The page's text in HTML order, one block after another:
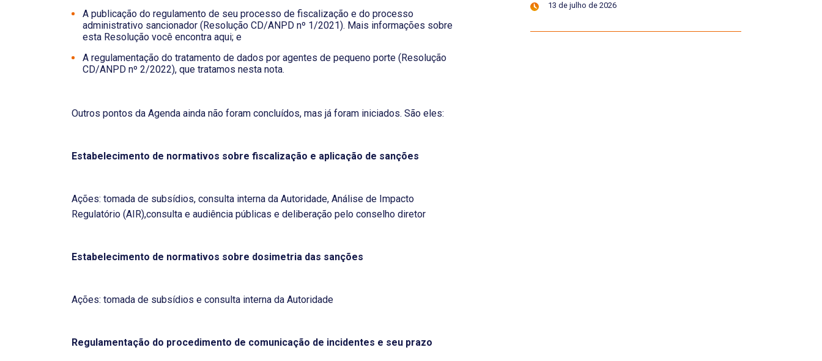
A publicação do regulamento de seu processo de fiscalização e do processo
administrativo sancionador (Resolução CD/ANPD nº 1/2021). Mais informações sobre
esta Resolução você encontra aqui; e
A regulamentação do tratamento de dados por agentes de pequeno porte (Resolução
CD/ANPD nº 2/2022), que tratamos nesta nota.
Outros pontos da Agenda ainda não foram concluídos, mas já foram iniciados. São eles:
Estabelecimento de normativos sobre fiscalização e aplicação de sanções
Ações: tomada de subsídios, consulta interna da Autoridade, Análise de Impacto
Regulatório (AIR),consulta e audiência públicas e deliberação pelo conselho diretor
Estabelecimento de normativos sobre dosimetria das sanções
Ações: tomada de subsídios e consulta interna da Autoridade
Regulamentação do procedimento de comunicação de incidentes e seu prazo
13 de julho de 2026